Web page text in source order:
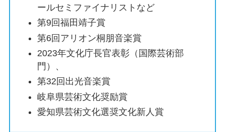
ールセミファイナリストなど
第9回福田靖子賞
第6回アリオン桐朋音楽賞
2023年文化庁長官表彰（国際芸術部
門）、
第32回出光音楽賞
岐阜県芸術文化奨励賞
愛知県芸術文化選奨文化新人賞